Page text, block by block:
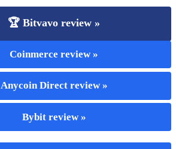
🏆 Bitvavo review »
Coinmerce review »
Anycoin Direct review »
Bybit review »